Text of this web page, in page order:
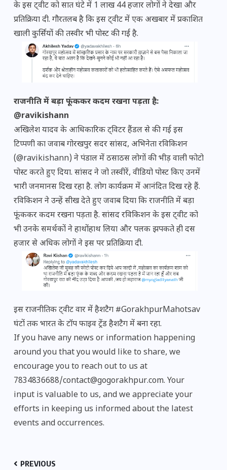
के इस ट्वीट को सात घंटे में 1 लाख 44 हजार लोगों ने देखा और
प्रतिक्रिया दी. गौरतलब है कि इस ​ट्वीट में एक अखबार में प्रकाशित
खाली कुर्सियों की तस्वीर भी पोस्ट की गई है.
राजनीति में बड़ा फूंककर कदम रखना पड़ता है:
@ravikishann
अखिलेश यादव के आधिकारिक ट्विटर हैंडल से की गई इस
टिप्पणी का जवाब गोरखपुर सदर सांसद, अभिनेता रविकिशन
(@ravikishann) ने पंडाल में ठसाठस लोगों की भीड़ वाली फोटो
पोस्ट करते हुए दिया. सांसद ने जो तस्वीरें, वीडियो पोस्ट किए उनमें
भारी जनमानस दिख रहा है. लोग कार्यक्रम में आनंदित दिख रहे हैं.
रविकिशन ने उन्हें सीख देते हुए जवाब दिया कि राजनीति में बड़ा
फूंककर कदम रखना पड़ता है. सांसद रविकिशन के इस ट्वीट को
भी उनके समर्थकों ने हाथोंहाथ लिया और पलक झपकते ही दस
हजार से अधिक लोगों ने इस पर प्रतिक्रिया दी.
इस राजनीतिक ट्वीट वार में हैशटैग #GorakhpurMahotsav
घंटों तक भारत के टॉप फाइव ट्रेंड हैशटैग में बना रहा.
If you have any news or information happening
around you that you would like to share, we
encourage you to reach out to us at
7834836688/contact@gogorakhpur.com. Your
input is valuable to us, and we appreciate your
efforts in keeping us informed about the latest
events and occurrences.
PREVIOUS